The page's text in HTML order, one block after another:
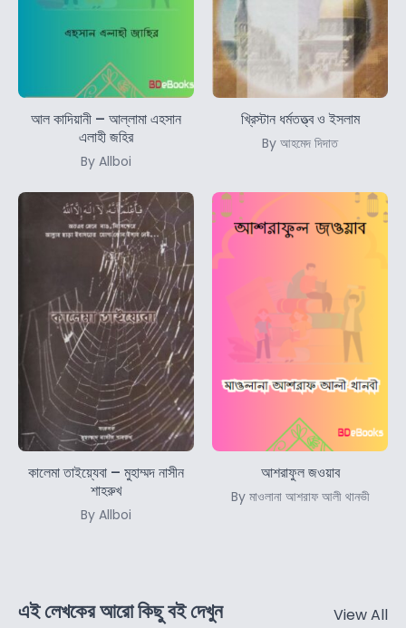
আল কাদিয়ানী – আল্লামা এহসান
এলাহী জহির
By Allboi
খ্রিস্টান ধর্মতত্ত্ব ও ইসলাম
By আহমেদ দিদাত
কালেমা তাইয়্যেবা – মুহাম্মদ নাসীন
শাহরুখ
By Allboi
আশরাফুল জওয়াব
By মাওলানা আশরাফ আলী থানভী
এই লেখকের আরো কিছু বই দেখুন View All